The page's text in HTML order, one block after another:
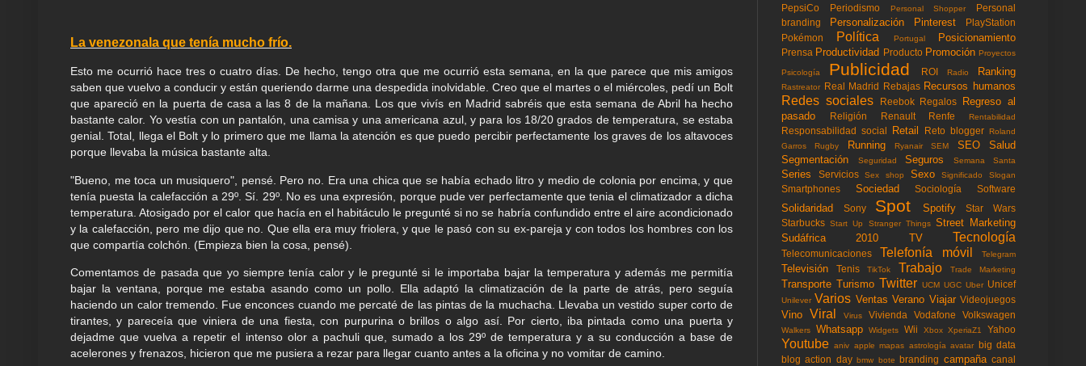
La venezonala que tenía mucho frío.
Esto me ocurrió hace tres o cuatro días. De hecho, tengo otra que me ocurrió esta semana, en la que parece que mis amigos
saben que vuelvo a conducir y están queriendo darme una despedida inolvidable. Creo que el martes o el miércoles, pedí un Bolt
que apareció en la puerta de casa a las 8 de la mañana. Los que vivís en Madrid sabréis que esta semana de Abril ha hecho
bastante calor. Yo vestía con un pantalón, una camisa y una americana azul, y para los 18/20 grados de temperatura, se estaba
genial. Total, llega el Bolt y lo primero que me llama la atención es que puedo percibir perfectamente los graves de los altavoces
porque llevaba la música bastante alta.
"Bueno, me toca un musiquero", pensé. Pero no. Era una chica que se había echado litro y medio de colonia por encima, y que
tenía puesta la calefacción a 29º. Sí. 29º. No es una expresión, porque pude ver perfectamente que tenia el climatizador a dicha
temperatura. Atosigado por el calor que hacía en el habitáculo le pregunté si no se habría confundido entre el aire acondicionado
y la calefacción, pero me dijo que no. Que ella era muy friolera, y que le pasó con su ex-pareja y con todos los hombres con los
que compartía colchón. (Empieza bien la cosa, pensé).
Comentamos de pasada que yo siempre tenía calor y le pregunté si le importaba bajar la temperatura y además me permitía
bajar la ventana, porque me estaba asando como un pollo. Ella adaptó la climatización de la parte de atrás, pero seguía
haciendo un calor tremendo. Fue enconces cuando me percaté de las pintas de la muchacha. Llevaba un vestido super corto de
tirantes, y pareceía que viniera de una fiesta, con purpurina o brillos o algo así. Por cierto, iba pintada como una puerta y
dejadme que vuelva a repetir el intenso olor a pachuli que, sumado a los 29º de temperatura y a su conducción a base de
acelerones y frenazos, hicieron que me pusiera a rezar para llegar cuanto antes a la oficina y no vomitar de camino.
PepsiCo Periodismo Personal Shopper
Personal
branding
Personalización Pinterest
PlayStation
Pokémon
Política Portugal Posicionamiento
Prensa Productividad Producto Promoción Proyectos
Psicología Publicidad ROI Radio Ranking
Rastreator Real Madrid Rebajas Recursos humanos
Redes sociales Reebok Regalos
Regreso al
pasado
Religión Renault Renfe Rentabilidad
Responsabilidad social Retail Reto blogger Roland
Garros
Rugby Running Ryanair SEM SEO
Salud
Segmentación
Seguridad Seguros Semana Santa
Series Servicios Sex shop Sexo Significado Slogan
Smartphones Sociedad Sociología Software
Solidaridad Sony Spot Spotify
Star Wars
Starbucks Start Up Stranger Things Street Marketing
Sudáfrica 2010
TV Tecnología
Telecomunicaciones Telefonía móvil Telegram
Televisión Tenis TikTok Trabajo Trade Marketing
Transporte Turismo Twitter UCM UGC Uber Unicef
Unilever Varios Ventas Verano Viajar Videojuegos
Vino Viral Virus Vivienda Vodafone Volkswagen
Walkers Whatsapp Widgets Wii Xbox XperiaZ1 Yahoo
Youtube aniv apple mapas astrología avatar big data
blog action day bmw bote branding campaña canal